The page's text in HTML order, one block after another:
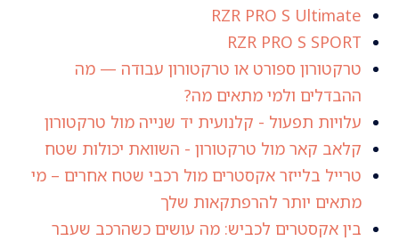
RZR PRO S Ultimate
RZR PRO S SPORT
טרקטורון ספורט או טרקטורון עבודה — מה
ההבדלים ולמי מתאים מה?
עלויות תפעול - קלנועית יד שנייה מול טרקטורון
קלאב קאר מול טרקטורון - השוואת יכולות שטח
טרייל בלייזר אקסטרים מול רכבי שטח אחרים – מי
מתאים יותר להרפתקאות שלך
בין אקסטרים לכביש: מה עושים כשהרכב שעבר